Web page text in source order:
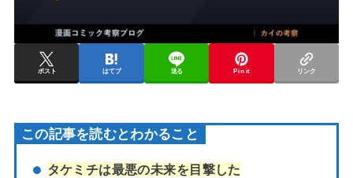
ポスト はてブ 送る Pin it リンク
この記事を読むとわかること
タケミチは最悪の未来を目撃した